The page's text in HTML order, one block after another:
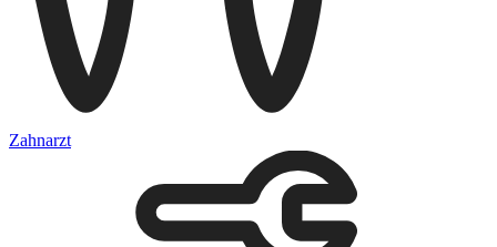
Zahnarzt